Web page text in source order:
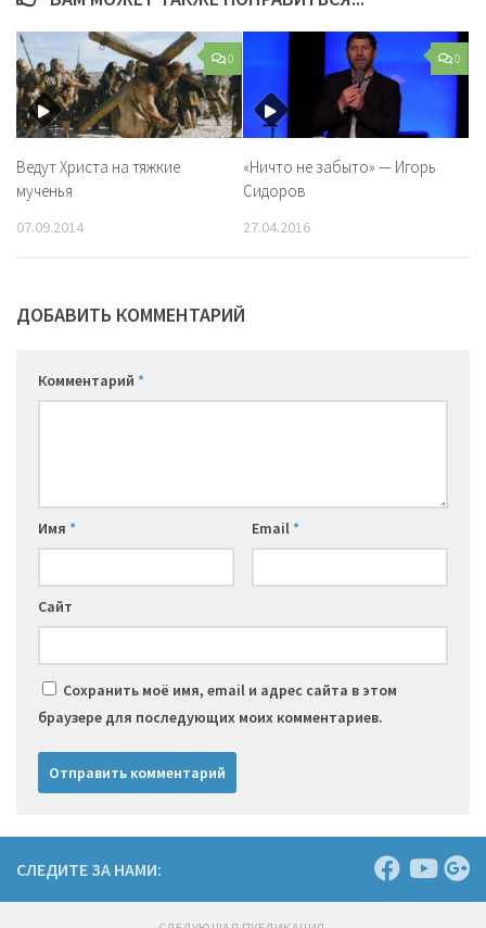
0
Ведут Христа на тяжкие
мученья
07.09.2014
0
«Ничто не забыто» — Игорь
Сидоров
27.04.2016
ДОБАВИТЬ КОММЕНТАРИЙ
Комментарий *
Имя * Email *
Сайт
Сохранить моё имя, email и адрес сайта в этом
браузере для последующих моих комментариев.
СЛЕДИТЕ ЗА НАМИ: